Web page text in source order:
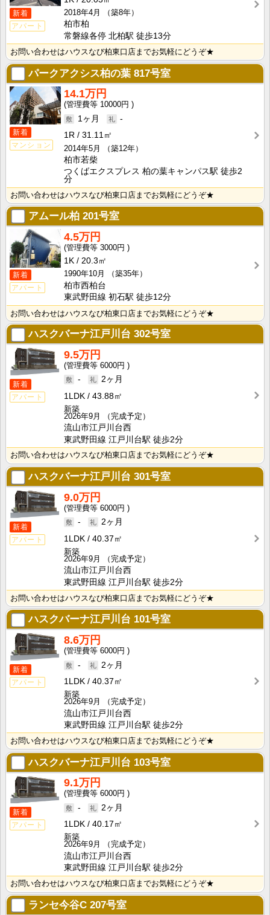
新着
アパート
2018年4月
（築8年）
柏市柏
常磐線各停 北柏駅 徒歩13分
お問い合わせはハウスなび柏東口店までお気軽にどうぞ★
パークアクシス柏の葉 817号室
新着
マンション
14.1万円
10000円
1ヶ月
-
1R
31.11㎡
2014年5月
（築12年）
柏市若柴
つくばエクスプレス 柏の葉キャンパス駅 徒歩2
分
お問い合わせはハウスなび柏東口店までお気軽にどうぞ★
アムール柏 201号室
新着
アパート
4.5万円
3000円
1K
20.3㎡
1990年10月
（築35年）
柏市西柏台
東武野田線 初石駅 徒歩12分
お問い合わせはハウスなび柏東口店までお気軽にどうぞ★
ハスクバーナ江戸川台 302号室
新着
アパート
9.5万円
6000円
-
2ヶ月
1LDK
43.88㎡
新築
2026年9月
（完成予定）
流山市江戸川台西
東武野田線 江戸川台駅 徒歩2分
お問い合わせはハウスなび柏東口店までお気軽にどうぞ★
ハスクバーナ江戸川台 301号室
新着
アパート
9.0万円
6000円
-
2ヶ月
1LDK
40.37㎡
新築
2026年9月
（完成予定）
流山市江戸川台西
東武野田線 江戸川台駅 徒歩2分
お問い合わせはハウスなび柏東口店までお気軽にどうぞ★
ハスクバーナ江戸川台 101号室
新着
アパート
8.6万円
6000円
-
2ヶ月
1LDK
40.37㎡
新築
2026年9月
（完成予定）
流山市江戸川台西
東武野田線 江戸川台駅 徒歩2分
お問い合わせはハウスなび柏東口店までお気軽にどうぞ★
ハスクバーナ江戸川台 103号室
新着
アパート
9.1万円
6000円
-
2ヶ月
1LDK
40.17㎡
新築
2026年9月
（完成予定）
流山市江戸川台西
東武野田線 江戸川台駅 徒歩2分
お問い合わせはハウスなび柏東口店までお気軽にどうぞ★
ランセ今谷C 207号室